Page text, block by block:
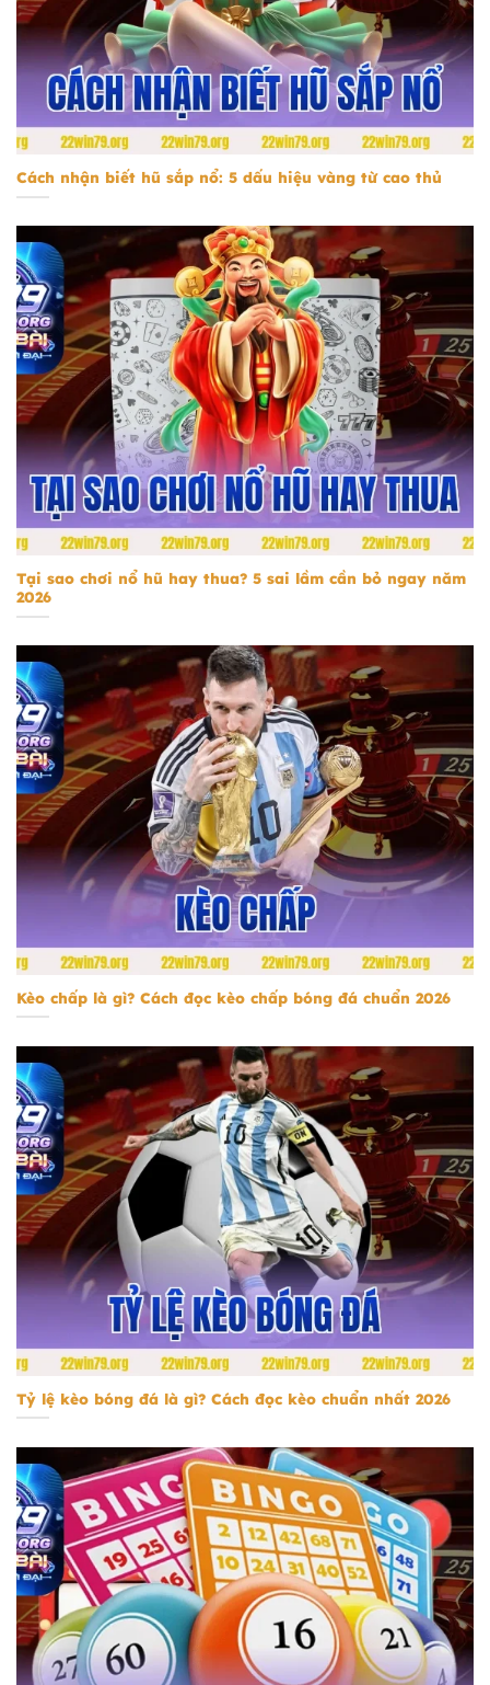
Cách nhận biết hũ sắp nổ
Cách nhận biết hũ sắp nổ: 5 dấu hiệu vàng từ cao thủ
Tại sao chơi nổ hũ hay thua
Tại sao chơi nổ hũ hay thua? 5 sai lầm cần bỏ ngay năm
2026
Kèo chấp là gì? Cách đọc kèo chấp bóng đá chuẩn 2026
tỷ lệ kèo bóng đá
Tỷ lệ kèo bóng đá là gì? Cách đọc kèo chuẩn nhất 2026